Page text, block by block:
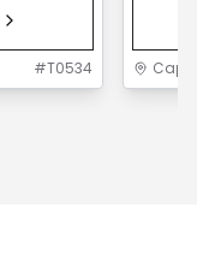
#T0534